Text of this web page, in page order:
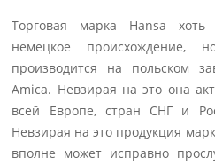
Торговая марка Hansa
немецкое происхождение,
производится на польском
Amica. Невзирая на это она
всей Европе, стран СНГ и
Невзирая на это продукция
вполне может исправно